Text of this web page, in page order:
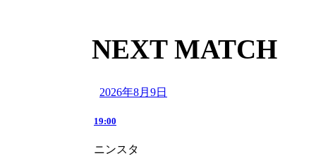
NEXT MATCH
2026年8月9日
19:00
ニンスタ